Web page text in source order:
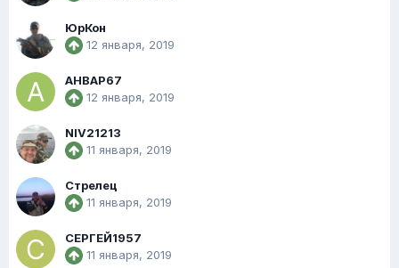
ЮрКон
12 января, 2019
АНВАР67
12 января, 2019
NIV21213
11 января, 2019
Стрелец
11 января, 2019
СЕРГЕЙ1957
11 января, 2019